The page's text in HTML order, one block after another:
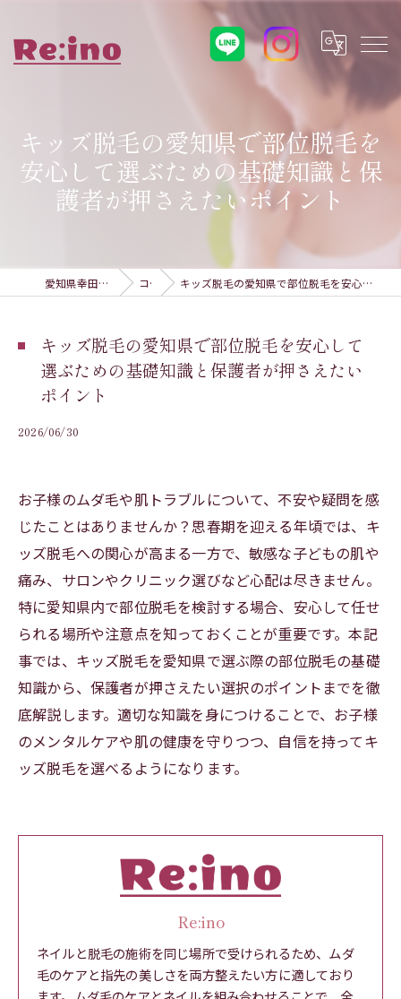
キッズ脱毛の愛知県で部位脱毛を
安心して選ぶための基礎知識と保
護者が押さえたいポイント
愛知県幸田町の脱毛ならRe:ino コラム キッズ脱毛の愛知県で部位脱毛を安心して選ぶための基礎知識と保護者が押さえたいポイント
キッズ脱毛の愛知県で部位脱毛を安心して
選ぶための基礎知識と保護者が押さえたい
ポイント
2026/06/30
お子様のムダ毛や肌トラブルについて、不安や疑問を感
じたことはありませんか？思春期を迎える年頃では、キ
ッズ脱毛への関心が高まる一方で、敏感な子どもの肌や
痛み、サロンやクリニック選びなど心配は尽きません。
特に愛知県内で部位脱毛を検討する場合、安心して任せ
られる場所や注意点を知っておくことが重要です。本記
事では、キッズ脱毛を愛知県で選ぶ際の部位脱毛の基礎
知識から、保護者が押さえたい選択のポイントまでを徹
底解説します。適切な知識を身につけることで、お子様
のメンタルケアや肌の健康を守りつつ、自信を持ってキ
ッズ脱毛を選べるようになります。
Re:ino
ネイルと脱毛の施術を同じ場所で受けられるため、ムダ
毛のケアと指先の美しさを両方整えたい方に適しており